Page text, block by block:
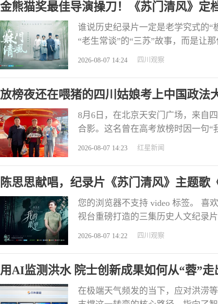
千瓦
金熊猫奖最佳导演操刀！《苏门清风》定
艺同步上线
谁说历史纪录片一定是老学究式的“
“老生常谈”的“三苏”故事，而是让
诉你最好的学区房，其实是家里的
2026-08-07 14:24 四川观察
放榜夜还在喂猪的四川姑娘考上中国政法
世界”
8月6日，在北京天安门广场，来自
合影。这名曾在高考放榜时因一句
孩如今考上了中国政法大学，并在
两
2026-08-07 14:23 红星新闻
陈思思献唱，纪录片《苏门清风》主题歌
您的浏览器不支持 video 标签。 喜
视台重磅打造的三集历史人文纪录
眼里》，并在QQ音乐、酷狗音乐
2026-08-07 14:22 四川观察
用AI监测洪水 院士创新成果如何从“蓉”
在极端天气频发的当下，应对洪涝